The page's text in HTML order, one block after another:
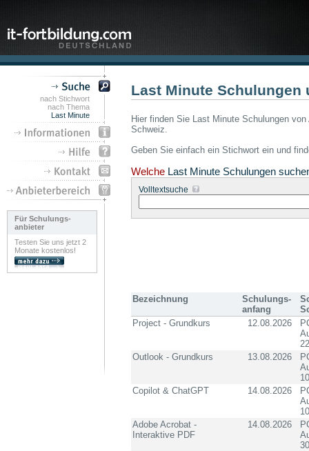
nach Stichwort
nach Thema
Last Minute
Für Schulungs-
anbieter
Testen Sie uns jetzt 2
Monate kostenlos!
Last Minute Schulungen
Hier finden Sie Last Minute Schulungen
Schweiz.
Geben Sie einfach ein Stichwort ein und
Welche Last Minute Schulungen
Volltextsuche
Bezeichnung
Schulungs-
anfang
Project - Grundkurs
12.08.2026
Outlook - Grundkurs
13.08.2026
Copilot & ChatGPT
14.08.2026
Adobe Acrobat -
Interaktive PDF
14.08.2026